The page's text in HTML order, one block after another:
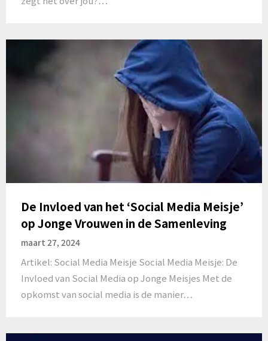
De Invloed van het ‘Social Media Meisje’
op Jonge Vrouwen in de Samenleving
maart 27, 2024
Artikel: Social Media Meisje Social Media Meisje: De
Invloed van Social Media op Jonge Meisjes Met de
opkomst van social media is de manier…